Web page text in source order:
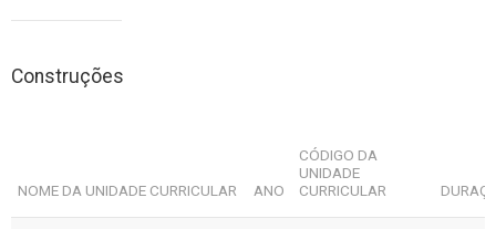
Construções
NOME DA UNIDADE CURRICULAR ANO
CÓDIGO DA
UNIDADE
CURRICULAR